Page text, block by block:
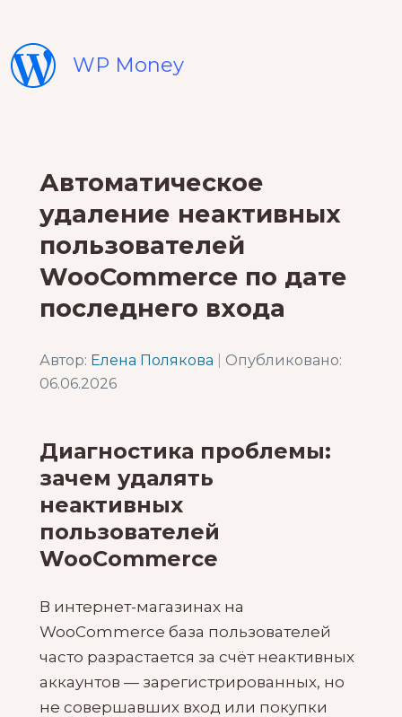
WP Money
Автоматическое
удаление неактивных
пользователей
WooCommerce по дате
последнего входа
Автор: Елена Полякова
Опубликовано:
06.06.2026
Диагностика проблемы:
зачем удалять
неактивных
пользователей
WooCommerce
В интернет-магазинах на
WooCommerce база пользователей
часто разрастается за счёт неактивных
аккаунтов — зарегистрированных, но
не совершавших вход или покупки